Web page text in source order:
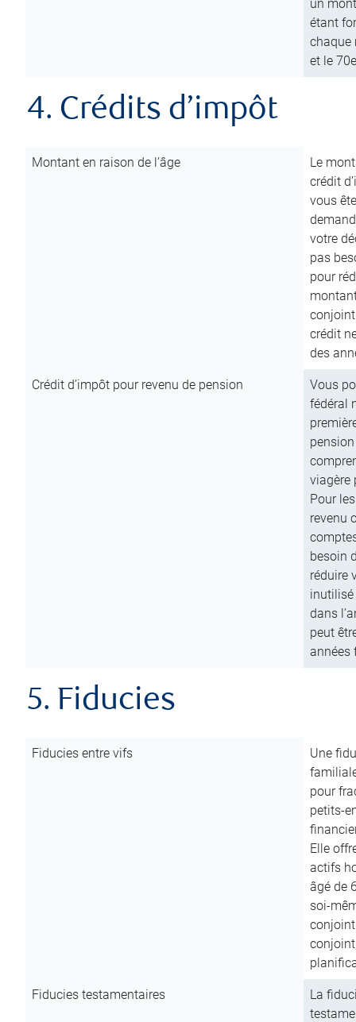
un
étant
chaque
et le
4. Crédits d’impôt
Montant en raison de l’âge
Le
crédit
vous
votre
pas
pour
conjoint
crédit
des
Crédit d’impôt pour revenu de pension
Vous
fédéral
viagère
Pour
revenu
besoin
réduire
inutilisé
dans
peut
années
5. Fiducies
Fiducies entre vifs
Une
pour
petits-
Elle
actifs
âgé de
soi-
Fiducies testamentaires
La